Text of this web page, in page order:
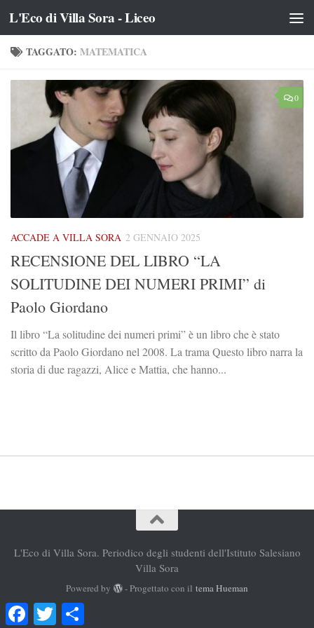
Salta al contenuto
L'Eco di Villa Sora - Liceo
TAGGATO: MATEMATICA
0
ACCADE A VILLA SORA 2 GENNAIO 2025
RECENSIONE DEL LIBRO “LA
SOLITUDINE DEI NUMERI PRIMI” di
Paolo Giordano
Il libro “La solitudine dei numeri primi” è un libro che è stato
scritto da Paolo Giordano nel 2008. La trama Questo libro narra la
storia di due ragazzi, Alice e Mattia, che hanno...
L'Eco di Villa Sora. Periodico degli studenti dell'Istituto Salesiano
Villa Sora
Powered by - Progettato con iltema Hueman
FacebookTwitter